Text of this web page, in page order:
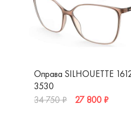
Оправа SILHOUETTE
3530
34 750 ₽
27 800 ₽